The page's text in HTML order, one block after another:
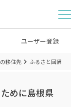
ユーザー登録
の移住先 ふるさと回帰支
めに島根県